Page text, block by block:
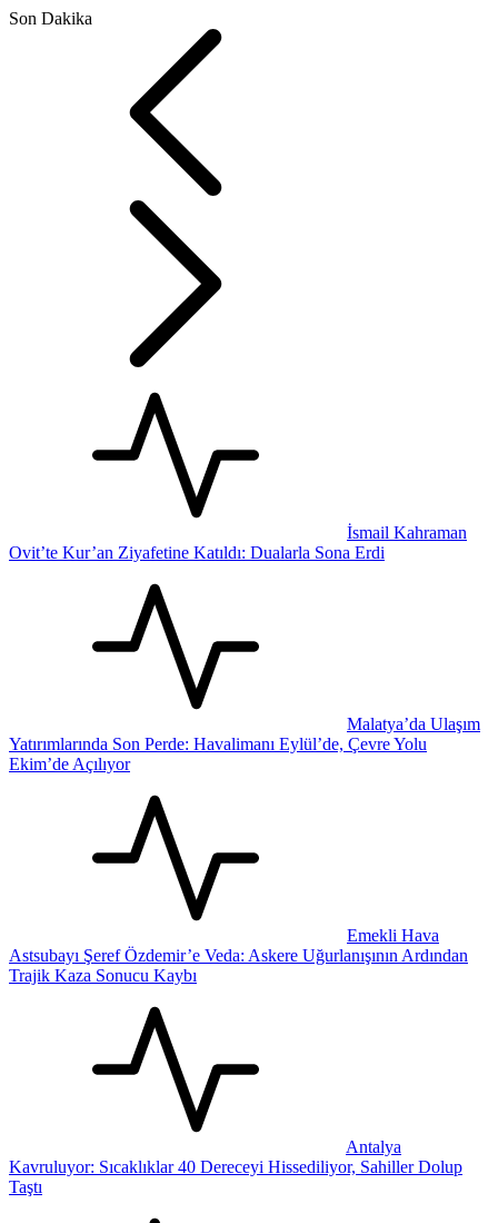
Son Dakika
İsmail Kahraman
Ovit’te Kur’an Ziyafetine Katıldı: Dualarla Sona Erdi
Malatya’da Ulaşım
Yatırımlarında Son Perde: Havalimanı Eylül’de, Çevre Yolu
Ekim’de Açılıyor
Emekli Hava
Astsubayı Şeref Özdemir’e Veda: Askere Uğurlanışının Ardından
Trajik Kaza Sonucu Kaybı
Antalya
Kavruluyor: Sıcaklıklar 40 Dereceyi Hissediliyor, Sahiller Dolup
Taştı